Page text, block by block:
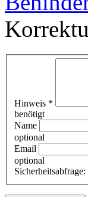
Hinweis *
benötigt
Name
optional
Email
optional
Sicherheitsabfrage: